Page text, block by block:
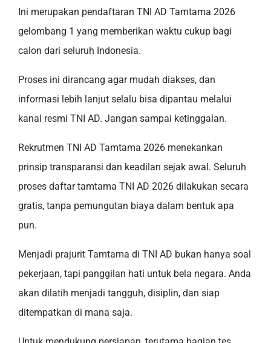
Ini merupakan pendaftaran TNI AD Tamtama 2026
gelombang 1 yang memberikan waktu cukup bagi
calon dari seluruh Indonesia.
Proses ini dirancang agar mudah diakses, dan
informasi lebih lanjut selalu bisa dipantau melalui
kanal resmi TNI AD. Jangan sampai ketinggalan.
Rekrutmen TNI AD Tamtama 2026 menekankan
prinsip transparansi dan keadilan sejak awal. Seluruh
proses daftar tamtama TNI AD 2026 dilakukan secara
gratis, tanpa pemungutan biaya dalam bentuk apa
pun.
Menjadi prajurit Tamtama di TNI AD bukan hanya soal
pekerjaan, tapi panggilan hati untuk bela negara. Anda
akan dilatih menjadi tangguh, disiplin, dan siap
ditempatkan di mana saja.